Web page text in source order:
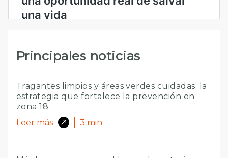
Principales noticias
Tragantes limpios y áreas verdes cuidadas: la
estrategia que fortalece la prevención en
zona 18
Leer más
3 min.